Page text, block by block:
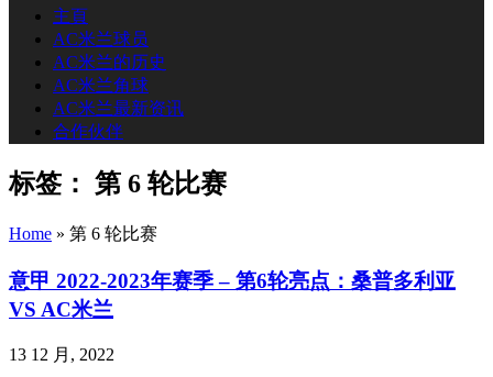
主頁
AC米兰球员
AC米兰的历史
AC米兰角球
AC米兰最新资讯
合作伙伴
标签： 第 6 轮比赛
Home » 第 6 轮比赛
意甲 2022-2023年赛季 – 第6轮亮点：桑普多利亚
VS AC米兰
13 12 月, 2022